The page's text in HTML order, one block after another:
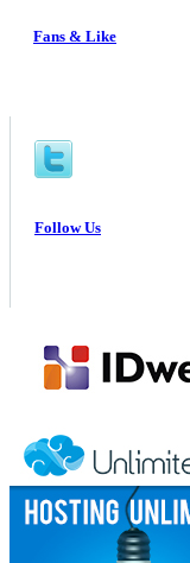
Fans & Like
Follow Us